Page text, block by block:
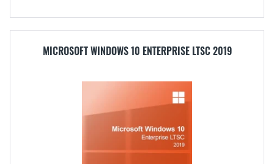
MICROSOFT WINDOWS 10 ENTERPRISE LTSC 2019